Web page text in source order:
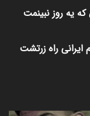
یه روز نبینمت
ایرانی راه زرتشت